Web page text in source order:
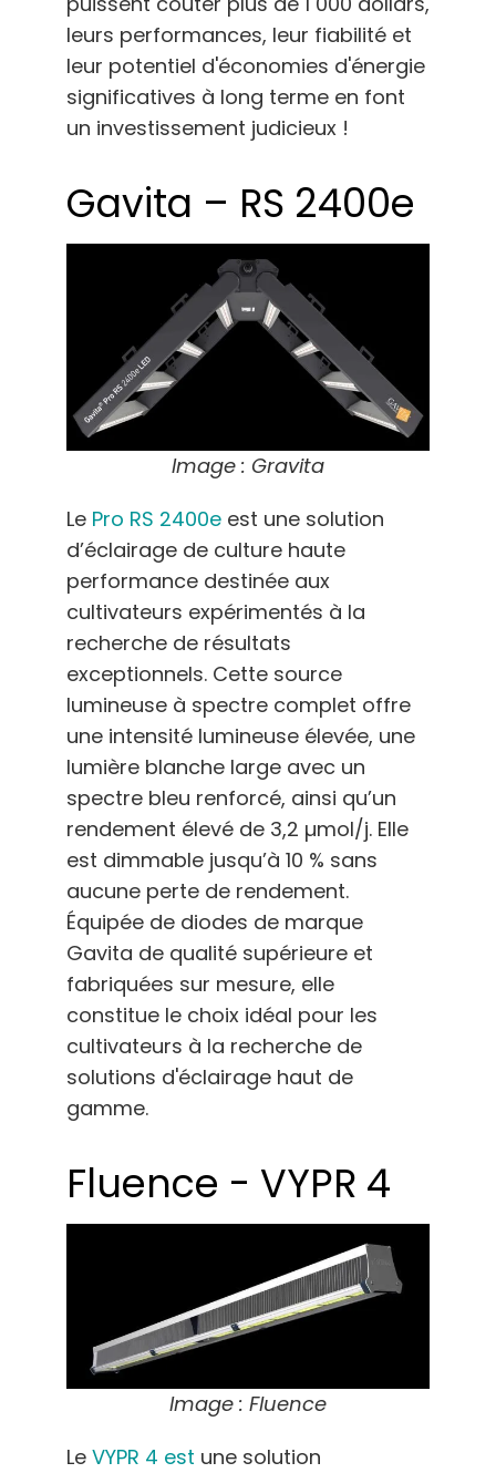
leurs performances, leur fiabilité et
leur potentiel d'économies d'énergie
significatives à long terme en font
un investissement judicieux !
Gavita – RS 2400e
Image : Gravita
Le Pro RS 2400e est une solution
d’éclairage de culture haute
performance destinée aux
cultivateurs expérimentés à la
recherche de résultats
exceptionnels. Cette source
lumineuse à spectre complet offre
une intensité lumineuse élevée, une
lumière blanche large avec un
spectre bleu renforcé, ainsi qu’un
rendement élevé de 3,2 µmol/j. Elle
est dimmable jusqu’à 10 % sans
aucune perte de rendement.
Équipée de diodes de marque
Gavita de qualité supérieure et
fabriquées sur mesure, elle
constitue le choix idéal pour les
cultivateurs à la recherche de
solutions d'éclairage haut de
gamme.
Fluence - VYPR 4
Image : Fluence
Le VYPR 4 est une solution